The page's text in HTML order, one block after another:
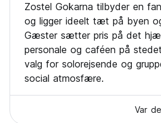
Zostel Gokarna tilbyder en
og ligger ideelt tæt på byen
Gæster sætter pris på det
personale og caféen på
valg for solorejsende og
social atmosfære.
Var